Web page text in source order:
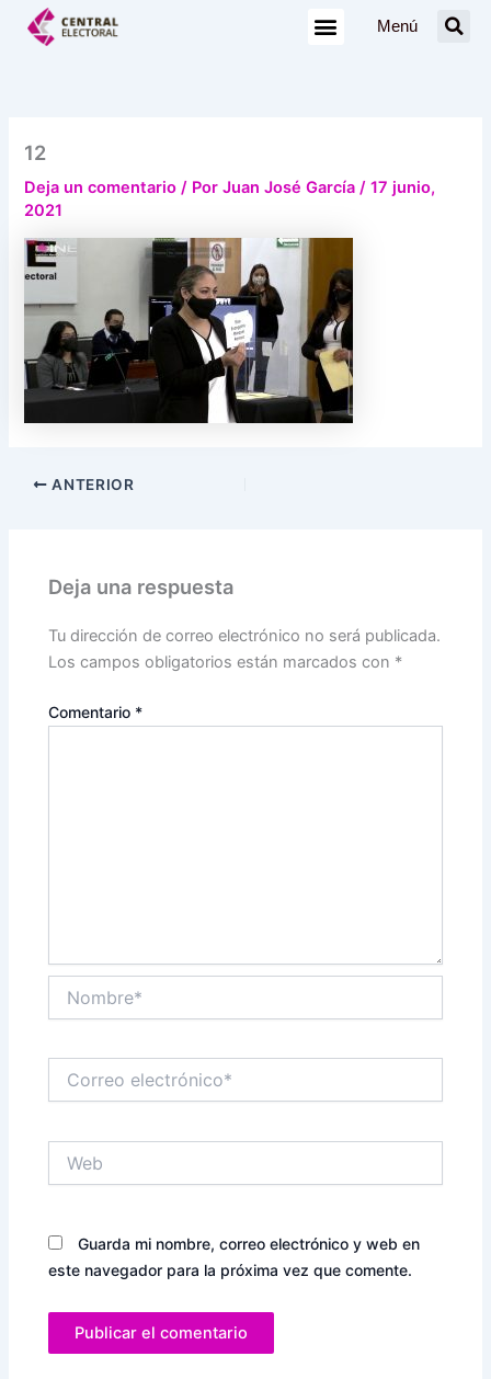
Menú
12
Deja un comentario / PorJuan José García/17 junio,
2021
ANTERIOR
Deja una respuesta
Tu dirección de correo electrónico no será publicada.
Los campos obligatorios están marcados con *
Comentario *
electrónico*
Guarda mi nombre, correo electrónico y web en
este navegador para la próxima vez que comente.